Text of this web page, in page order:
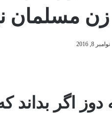
زن مسلمان
نوامبر 8, 2016
دوز اگر